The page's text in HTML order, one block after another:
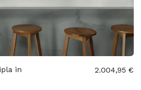
in
2.004,95 €